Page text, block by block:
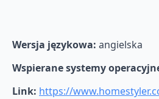
Wersja językowa: angielska
Wspierane systemy
Link: https://